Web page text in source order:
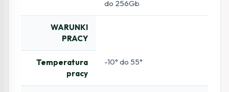
do 256Gb
WARUNKI
PRACY
Temperatura
pracy
-10° do 55°